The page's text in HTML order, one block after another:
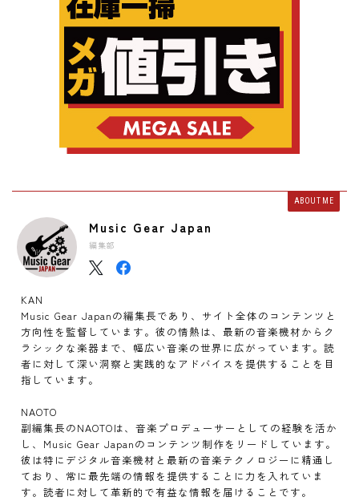
ABOUT ME
Music Gear Japan
編集部
KAN
Music Gear Japanの編集長であり、サイト全体のコンテンツと
方向性を監督しています。彼の情熱は、最新の音楽機材からク
ラシックな楽器まで、幅広い音楽の世界に広がっています。読
者に対して深い洞察と実践的なアドバイスを提供することを目
指しています。
NAOTO
副編集長のNAOTOは、音楽プロデューサーとしての経験を活か
し、Music Gear Japanのコンテンツ制作をリードしています。
彼は特にデジタル音楽機材と最新の音楽テクノロジーに精通し
ており、常に最先端の情報を提供することに力を入れていま
す。読者に対して革新的で有益な情報を届けることです。